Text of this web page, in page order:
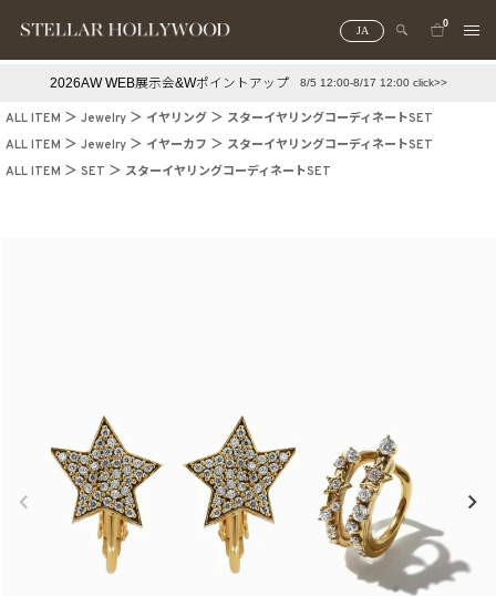
JA
0
#スタッフイチ押し（通勤パールアクセ） ＃写真映えアクセ
2026AW WEB展示会&Wポイントアップ 8/5 12:00-8/17 12:00 click>>
ALL ITEM Jewelry イヤリング
スターイヤリングコーディネートSET
ALL ITEM
Jewelry イヤーカフ
スターイヤリングコーディネートSET
ALL ITEM
SET スターイヤリングコーディネートSET